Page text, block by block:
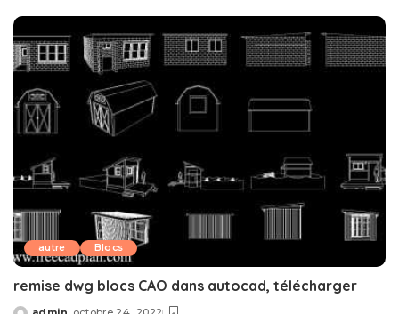
autre Blocs
remise dwg blocs CAO dans autocad, télécharger